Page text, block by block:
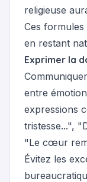
religieuse
Ces
en restant
Exprimer la
entre
expressions
tristesse...",
"Le cœur
Évitez les